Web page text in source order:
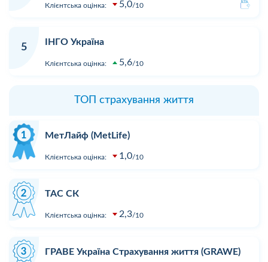
Клієнтська оцінка: 5,0 10
5
ІНГО Україна
Клієнтська оцінка: 5,6 10
ТОП страхування життя
МетЛайф (MetLife)
Клієнтська оцінка: 1,0 10
ТАС СК
Клієнтська оцінка: 2,3 10
ГРАВЕ Україна Страхування життя (GRAWE)